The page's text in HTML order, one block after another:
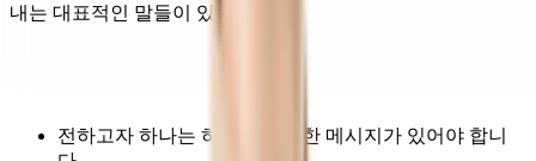
내는 대표적인 말들이 있습니다.
전하고자 하나는 하나의 뚜렷한 메시지가 있어야 합니